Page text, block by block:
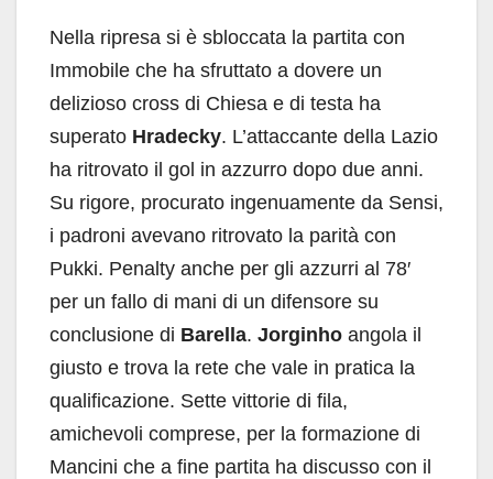
Nella ripresa si è sbloccata la partita con
Immobile che ha sfruttato a dovere un
delizioso cross di Chiesa e di testa ha
superato Hradecky. L’attaccante della Lazio
ha ritrovato il gol in azzurro dopo due anni.
Su rigore, procurato ingenuamente da Sensi,
i padroni avevano ritrovato la parità con
Pukki. Penalty anche per gli azzurri al 78′
per un fallo di mani di un difensore su
conclusione di Barella. Jorginho angola il
giusto e trova la rete che vale in pratica la
qualificazione. Sette vittorie di fila,
amichevoli comprese, per la formazione di
Mancini che a fine partita ha discusso con il